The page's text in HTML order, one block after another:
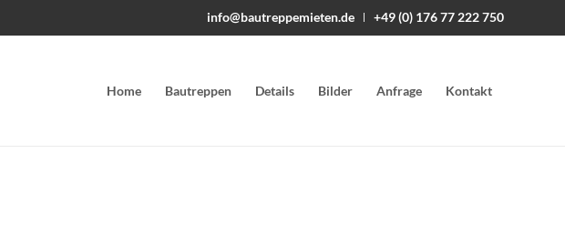
info@bautreppemieten.de +49 (0) 176 77 222 750
Home Bautreppen Details Bilder Anfrage Kontakt